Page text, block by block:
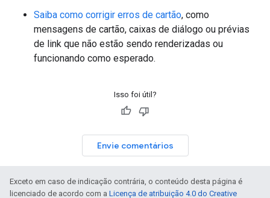
Saiba como corrigir erros de cartão, como
mensagens de cartão, caixas de diálogo ou prévias
de link que não estão sendo renderizadas ou
funcionando como esperado.
Isso foi útil?
Envie comentários
Exceto em caso de indicação contrária, o conteúdo desta página é
licenciado de acordo com a Licença de atribuição 4.0 do Creative